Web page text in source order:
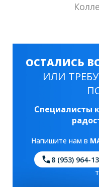
ОСТАЛИСЬ
ИЛИ
Специалисты
Напишите нам в
8 (953) 964-